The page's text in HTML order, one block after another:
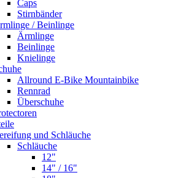
Caps
Stirnbänder
/ Beinlinge
Ärmlinge
Beinlinge
Knielinge
Allround E-Bike Mountainbike
Rennrad
Überschuhe
und Schläuche
Schläuche
12"
14" / 16"